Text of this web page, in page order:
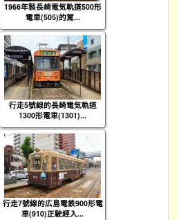
1966年製長崎電気軌道500形
電車(505)的駕...
行走5號線的長崎電気軌道
1300形電車(1301)...
行走7號線的広島電鉄900形電
車(910)正駛經入...